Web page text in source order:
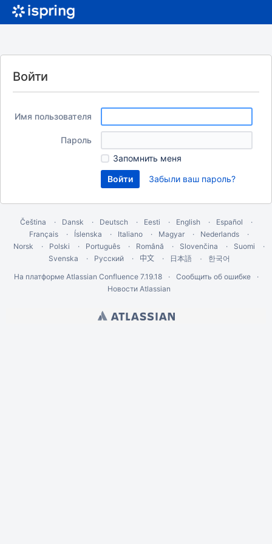
Войти
Имя пользователя
Пароль
Запомнить меня
Забыли ваш пароль?
Čeština Dansk Deutsch Eesti English
Español
Français
Íslenska Italiano Magyar
Nederlands
Norsk
Polski Português Română Slovenčina
Suomi
Svenska
Русский 中文 日本語
한국어
На платформе Atlassian Confluence 7.19.18
Сообщить об ошибке
Новости Atlassian